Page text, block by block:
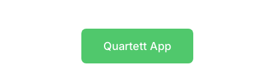
Quartett App